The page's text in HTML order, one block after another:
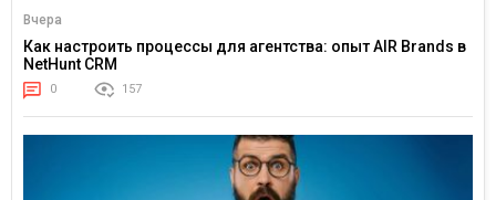
Вчера
Как настроить процессы для агентства: опыт AIR Brands в
NetHunt CRM
0 157